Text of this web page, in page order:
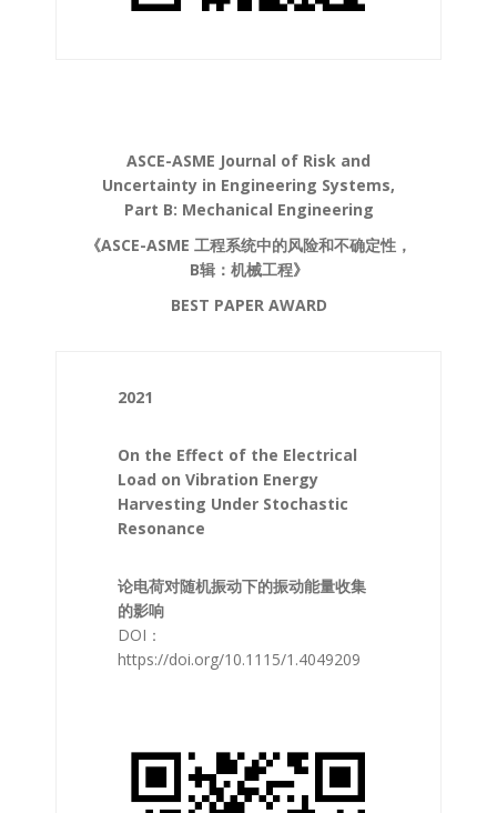
ASCE-ASME Journal of Risk and
Uncertainty in Engineering Systems,
Part B: Mechanical Engineering
《ASCE-ASME 工程系统中的风险和不确定性，
B辑：机械工程》
BEST PAPER AWARD
2021
On the Effect of the Electrical
Load on Vibration Energy
Harvesting Under Stochastic
Resonance
论电荷对随机振动下的振动能量收集
的影响
DOI：
https://doi.org/10.1115/1.4049209